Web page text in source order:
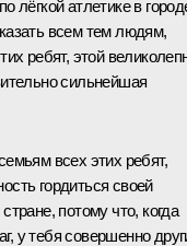
лёгкой атлетике в
всем тем людям,
ребят, этой
сильнейшая
всех этих ребят,
гордиться своей
потому что, когда
у тебя совершенно